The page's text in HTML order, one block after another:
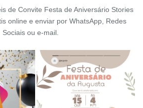
de Convite Festa de Aniversário Stories
online e enviar por WhatsApp, Redes
Sociais ou e-mail.